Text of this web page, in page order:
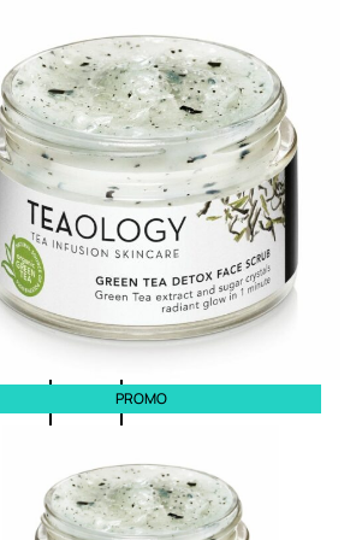
(0)
58,00€
43,50€
ESAURITO
Esaurito PROMO
Fragranze
Nature
Donna
PROMO